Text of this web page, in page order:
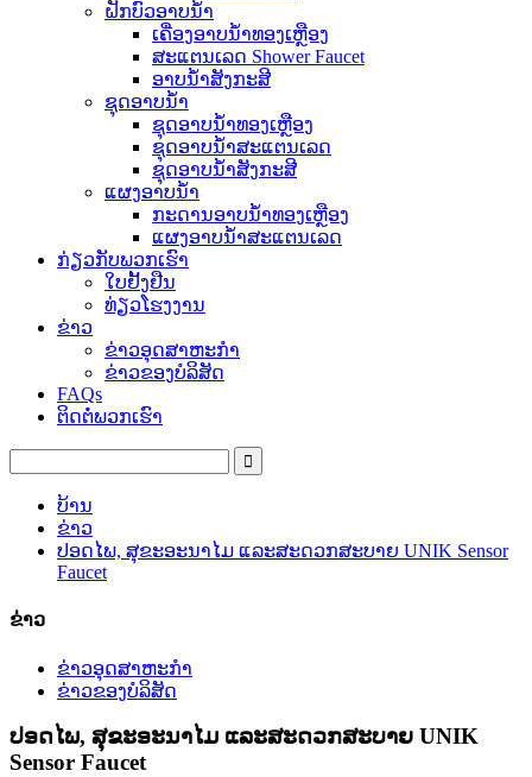
ຝັກບົວອາບນໍ້າ
ເຄື່ອງອາບນໍ້າທອງເຫຼືອງ
ສະແຕນເລດ Shower Faucet
ອາບນ້ໍາສັງກະສີ
ຊຸດອາບນໍ້າ
ຊຸດອາບນ້ໍາທອງເຫຼືອງ
ຊຸດອາບນ້ໍາສະແຕນເລດ
ຊຸດອາບນ້ໍາສັງກະສີ
ແຜງອາບນ້ໍາ
ກະດານອາບນ້ໍາທອງເຫຼືອງ
ແຜງອາບນ້ໍາສະແຕນເລດ
ກ່ຽວກັບພວກເຮົາ
ໃບຢັ້ງຢືນ
ທ່ຽວໂຮງງານ
ຂ່າວ
ຂ່າວອຸດສາຫະກໍາ
ຂ່າວຂອງບໍລິສັດ
FAQs
ຕິດຕໍ່ພວກເຮົາ
ບ້ານ
ຂ່າວ
ປອດໄພ, ສຸຂະອະນາໄມ ແລະສະດວກສະບາຍ UNIK Sensor
Faucet
ຂ່າວ
ຂ່າວອຸດສາຫະກໍາ
ຂ່າວຂອງບໍລິສັດ
ປອດໄພ, ສຸຂະອະນາໄມ ແລະສະດວກສະບາຍ UNIK
Sensor Faucet